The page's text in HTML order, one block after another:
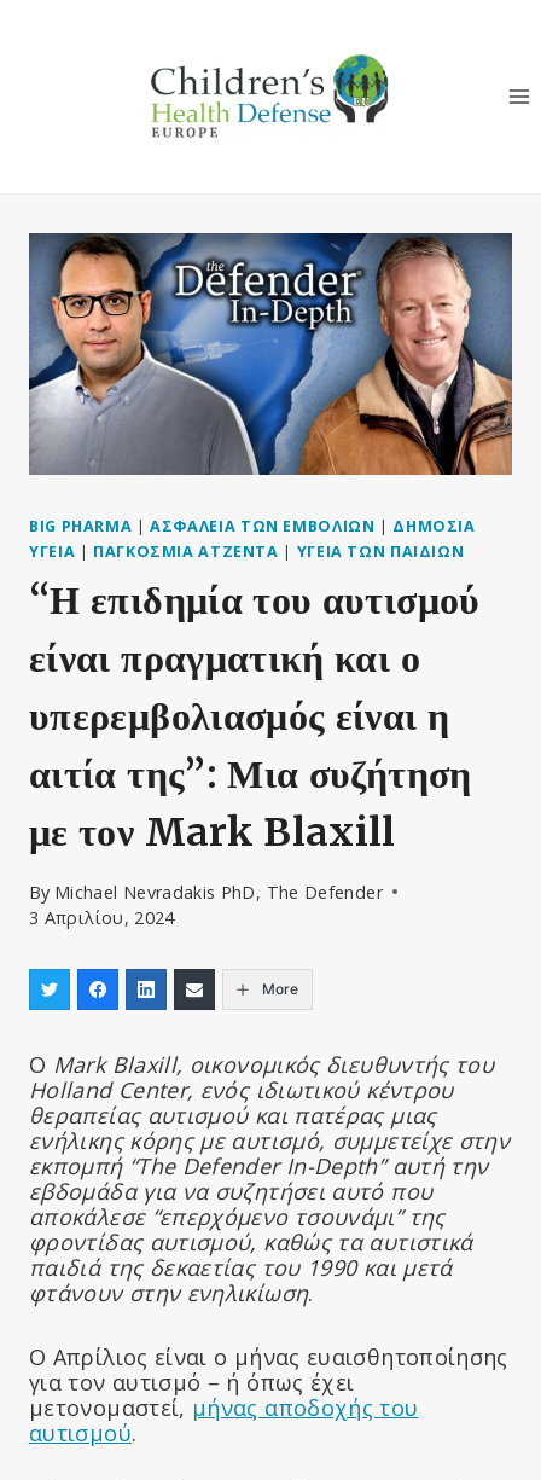
BIG PHARMA |ΑΣΦΆΛΕΙΑ ΤΩΝ ΕΜΒΟΛΊΩΝ | ΔΗΜΌΣΙΑ
ΥΓΕΊΑ | ΠΑΓΚΌΣΜΙΑ ΑΤΖΈΝΤΑ | ΥΓΕΊΑ ΤΩΝ ΠΑΙΔΙΏΝ
“Η επιδημία του αυτισμού
είναι πραγματική και ο
υπερεμβολιασμός είναι η
αιτία της”: Μια συζήτηση
με τον Mark Blaxill
By Michael Nevradakis PhD, The Defender
3 Απριλίου, 2024
More
Ο Mark Blaxill, οικονομικός διευθυντής του
Holland Center, ενός ιδιωτικού κέντρου
θεραπείας αυτισμού και πατέρας μιας
ενήλικης κόρης με αυτισμό, συμμετείχε στην
εκπομπή “The Defender In-Depth” αυτή την
εβδομάδα για να συζητήσει αυτό που
αποκάλεσε “επερχόμενο τσουνάμι” της
φροντίδας αυτισμού, καθώς τα αυτιστικά
παιδιά της δεκαετίας του 1990 και μετά
φτάνουν στην ενηλικίωση.
Ο Απρίλιος είναι ο μήνας ευαισθητοποίησης
για τον αυτισμό – ή όπως έχει
μετονομαστεί, μήνας αποδοχής του
αυτισμού.